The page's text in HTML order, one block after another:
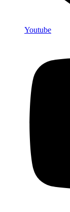
Youtube